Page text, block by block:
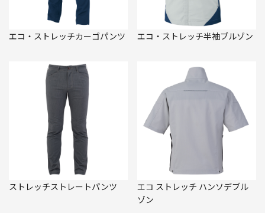
エコ・ストレッチカーゴパンツ エコ・ストレッチ半袖ブルゾン
ストレッチストレートパンツ
エコ ストレッチ ハンソデブル
ゾン